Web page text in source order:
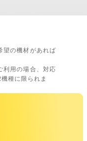
望の機材があれば
利用の場合、対応
種に限られま